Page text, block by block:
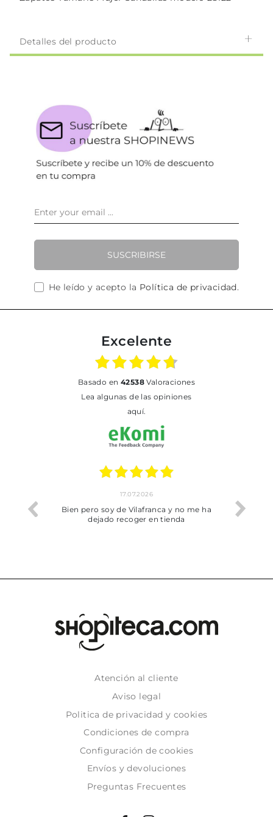
Detalles del producto
SUSCRIBIRSE
He leído y acepto la Política de privacidad.
Excelente
basado en 42538Valoraciones
Lea algunas de las opiniones
aquí.
trobat
17.07.2026
Bien pero soy de Vilafranca y no me ha
dejado recoger en tienda
Atención al cliente
Aviso legal
Politica de privacidad y cookies
Condiciones de compra
Configuración de cookies
Envíos y devoluciones
Preguntas Frecuentes